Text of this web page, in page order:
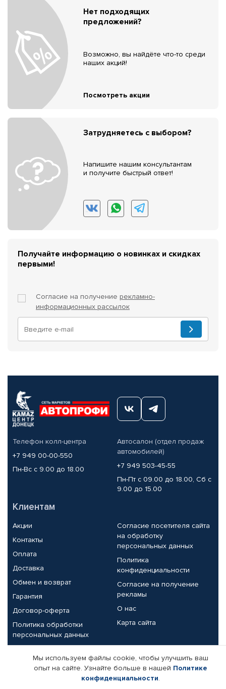
Нет подходящих
предложений?
Возможно, вы найдёте что-то среди
наших акций!
Посмотреть акции
Затрудняетесь с выбором?
Напишите нашим консультантам
и получите быстрый ответ!
Получайте информацию о новинках и скидках
первыми!
Согласие на получение рекламно-
информационных рассылок
Телефон колл-центра
+7 949 00-00-550
Пн-Вс с 9.00 до 18.00
Автосалон (отдел продаж
автомобилей)
+7 949 503-45-55
Пн-Пт с 09.00 до 18.00, Сб с
9.00 до 15.00
Клиентам
Акции
Контакты
Оплата
Доставка
Обмен и возврат
Гарантия
Договор-оферта
Политика обработки
персональных данных
Согласие посетителя сайта
на обработку
персональных данных
Политика
конфиденциальности
Согласие на получение
рекламы
О нас
Карта сайта
Партнерам
Корпоративным клиентам
Реквизиты компании
Мы используем файлы cookie, чтобы улучшить ваш
опыт на сайте. Узнайте больше в нашей Политике
конфиденциальности.